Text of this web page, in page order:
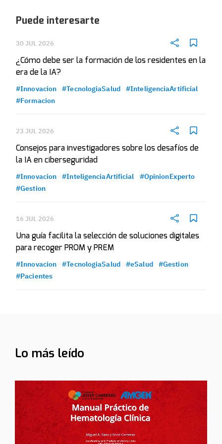
Puede interesarte
30 JUL 2026
¿Cómo debe ser la formación de los residentes en la
era de la IA?
#Innovacion #TecnologiaSalud
#InteligenciaArtificial
#Formacion
23 JUL 2026
Consejos para investigadores sobre los desafíos de
la IA en ciberseguridad
#Innovacion #InteligenciaArtificial
#OpinionExperto
#Gestion
16 JUL 2026
Una guía facilita la selección de soluciones digitales
para recoger PROM y PREM
#Innovacion #TecnologiaSalud #eSalud
#Gestion
#Pacientes
Lo más leído